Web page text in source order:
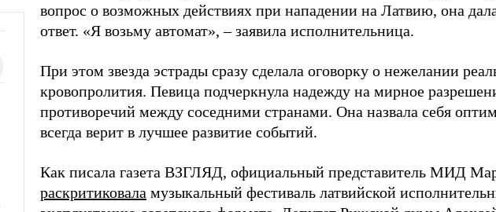
вопрос о возможных действиях при нападении на Латвию, она
ответ. «Я возьму автомат», – заявила исполнительница.
При этом звезда эстрады сразу сделала оговорку о нежелании
кровопролития. Певица подчеркнула надежду на мирное
противоречий между соседними странами. Она назвала себя
всегда верит в лучшее развитие событий.
Как писала газета ВЗГЛЯД, официальный представитель МИД
раскритиковала музыкальный фестиваль латвийской